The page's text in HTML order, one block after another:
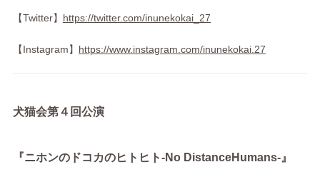
【Twitter】 https://twitter.com/inunekokai_27
【Instagram】 https://www.instagram.com/inunekokai.27
犬猫会第４回公演
『ニホンのドコカのヒトヒト-No DistanceHumans-』